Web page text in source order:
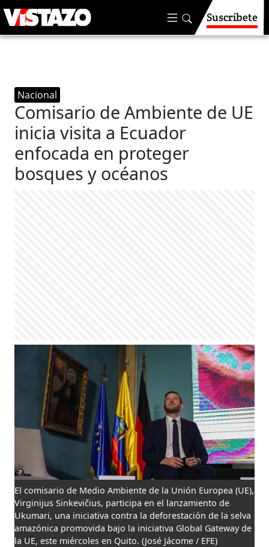
Suscríbete
Nacional
Comisario de Ambiente de UE
inicia visita a Ecuador
enfocada en proteger
bosques y océanos
El comisario de Medio Ambiente de la Unión Europea (UE),
Virginijus Sinkevičius, participa en el lanzamiento de
Ukumari, una iniciativa contra la deforestación de la selva
amazónica promovida bajo la iniciativa Global Gateway de
la UE, este miércoles en Quito. (José Jácome / EFE)